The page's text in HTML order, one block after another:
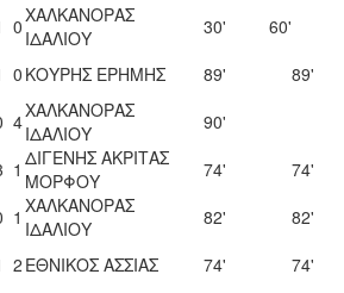
0ΧΑΛΚΑΝΟΡΑΣ
ΙΔΑΛΙΟΥ
30'
60'
0 ΚΟΥΡΗΣ ΕΡΗΜΗΣ 89'
89'
4ΧΑΛΚΑΝΟΡΑΣ
ΙΔΑΛΙΟΥ
90'
1 ΔΙΓΕΝΗΣ ΑΚΡΙΤΑΣ
ΜΟΡΦΟΥ
74' 74'
1 ΧΑΛΚΑΝΟΡΑΣ
ΙΔΑΛΙΟΥ
82'
82'
2 ΕΘΝΙΚΟΣ ΑΣΣΙΑΣ 74'
74'